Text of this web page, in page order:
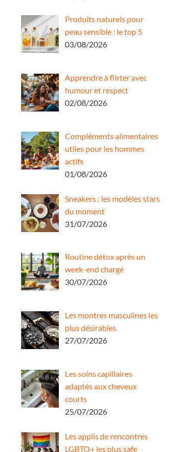
Produits naturels pour
peau sensible : le top 5
03/08/2026
Apprendre à flirter avec
humour et respect
02/08/2026
Compléments alimentaires
utiles pour les hommes
actifs
01/08/2026
Sneakers : les modèles stars
du moment
31/07/2026
Routine détox après un
week-end chargé
30/07/2026
Les montres masculines les
plus désirables
27/07/2026
Les soins capillaires
adaptés aux cheveux
courts
25/07/2026
Les applis de rencontres
LGBTQ+ les plus safe